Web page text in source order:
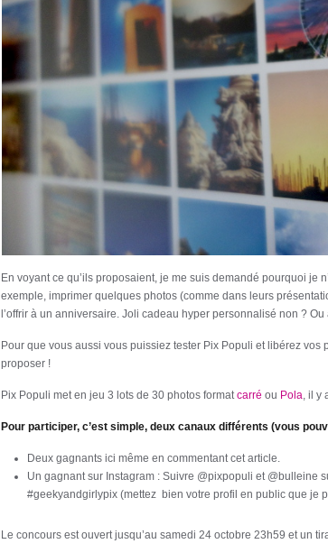
En voyant ce qu’ils proposaient, je me suis demandé pourquoi
exemple, imprimer quelques photos (comme dans leurs
l’offrir à un anniversaire. Joli cadeau hyper personnalisé non ?
Pour que vous aussi vous puissiez tester Pix Populi et libérez vos
proposer !
Pix Populi met en jeu 3 lots de 30 photos formatcarré ou Pola , il
Pour participer, c’est simple, deux canaux différents (vous
Deux gagnants ici même en commentant cet article.
Un gagnant sur Instagram : Suivre @pixpopuli et @bulleine
#geekyandgirlypix (mettez bien votre profil en public que je
Le concours est ouvert jusqu’au samedi 24 octobre 23h59 et un